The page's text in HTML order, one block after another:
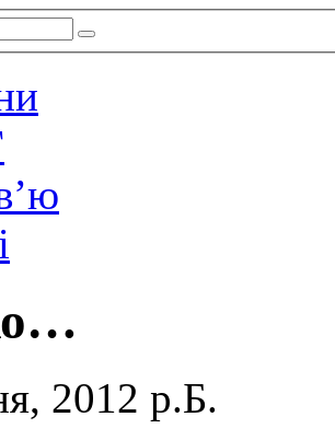
2012 р.Б.